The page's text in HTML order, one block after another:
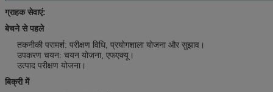
ग्राहक सेवाएं:
बेचने से पहले
तकनीकी परामर्श: परीक्षण विधि, प्रयोगशाला योजना और सुझाव।
उपकरण चयन: चयन योजना, एफएक्यू।
उत्पाद परीक्षण योजना।
बिक्री में